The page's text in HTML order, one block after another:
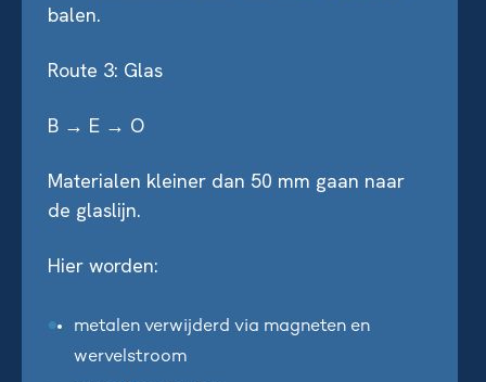
balen.
Route 3: Glas
B → E → O
Materialen kleiner dan 50 mm gaan naar
de glaslijn.
Hier worden:
metalen verwijderd via magneten en
wervelstroom